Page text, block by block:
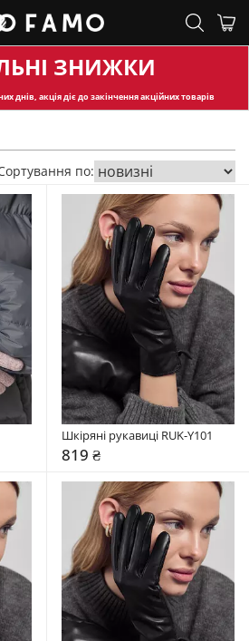
ЗНИЖКИ
днів, акція діє до закінчення акційних товарів
по:
Шкіряні рукавиці RUK-Y101
819 ₴